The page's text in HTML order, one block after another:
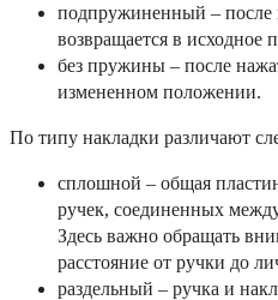
подпружиненный – после
возвращается в исходное
без пружины – после
измененном положении.
По типу накладки различают
сплошной – общая
ручек, соединенных
Здесь важно обращать
расстояние от ручки до
раздельный – ручка и